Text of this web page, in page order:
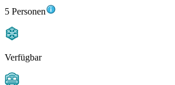
5 Personen
Verfügbar